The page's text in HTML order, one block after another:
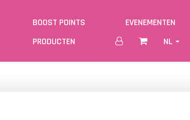
BOOST POINTS
EVENEMENTEN
PRODUCTEN
NL